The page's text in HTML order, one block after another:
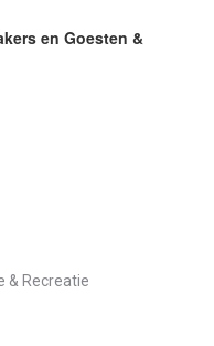
en Goesten &
& Recreatie